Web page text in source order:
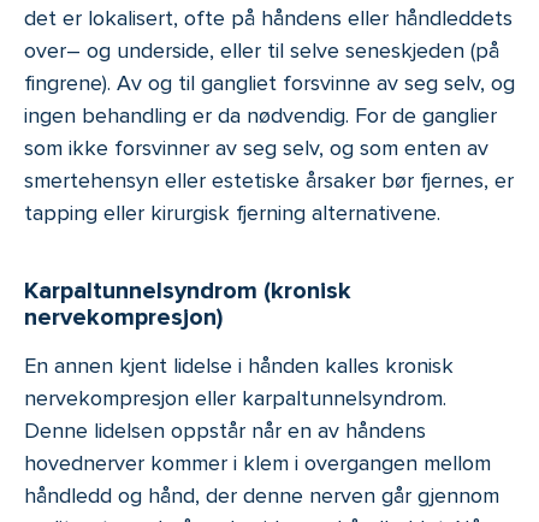
det er lokalisert, ofte på håndens eller håndleddets
over– og underside, eller til selve seneskjeden (på
fingrene). Av og til gangliet forsvinne av seg selv, og
ingen behandling er da nødvendig. For de ganglier
som ikke forsvinner av seg selv, og som enten av
smertehensyn eller estetiske årsaker bør fjernes, er
tapping eller kirurgisk fjerning alternativene.
Karpaltunnelsyndrom (kronisk
nervekompresjon)
En annen kjent lidelse i hånden kalles kronisk
nervekompresjon eller karpaltunnelsyndrom.
Denne lidelsen oppstår når en av håndens
hovednerver kommer i klem i overgangen mellom
håndledd og hånd, der denne nerven går gjennom